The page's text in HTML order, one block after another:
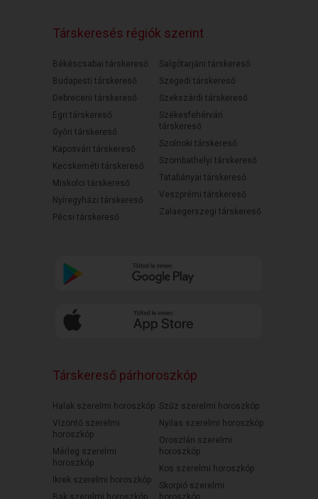
Társkeresés régiók szerint
Békéscsabai társkereső
Budapesti társkereső
Debreceni társkereső
Egri társkereső
Győri társkereső
Kaposvári társkereső
Kecskeméti társkereső
Miskolci társkereső
Nyíregyházi társkereső
Pécsi társkereső
Salgótarjáni társkereső
Szegedi társkereső
Szekszárdi társkereső
Székesfehérvári
társkereső
Szolnoki társkereső
Szombathelyi társkereső
Tatabányai társkereső
Veszprémi társkereső
Zalaegerszegi társkereső
Társkereső párhoroszkóp
Halak szerelmi horoszkóp
Vízöntő szerelmi
horoszkóp
Mérleg szerelmi
horoszkóp
Ikrek szerelmi horoszkóp
Szűz szerelmi horoszkóp
Nyilas szerelmi horoszkóp
Oroszlán szerelmi
horoszkóp
Kos szerelmi horoszkóp
Skorpió szerelmi